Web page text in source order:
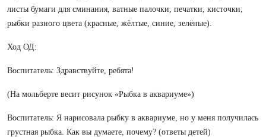
листы бумаги для сминания, ватные палочки, печатки, кисточки;
рыбки разного цвета (красные, жёлтые, синие, зелёные).
Ход ОД:
Воспитатель: Здравствуйте, ребята!
(На мольберте весит рисунок «Рыбка в аквариуме»)
Воспитатель: Я нарисовала рыбку в аквариуме, но у меня получилась
грустная рыбка. Как вы думаете, почему? (ответы детей)